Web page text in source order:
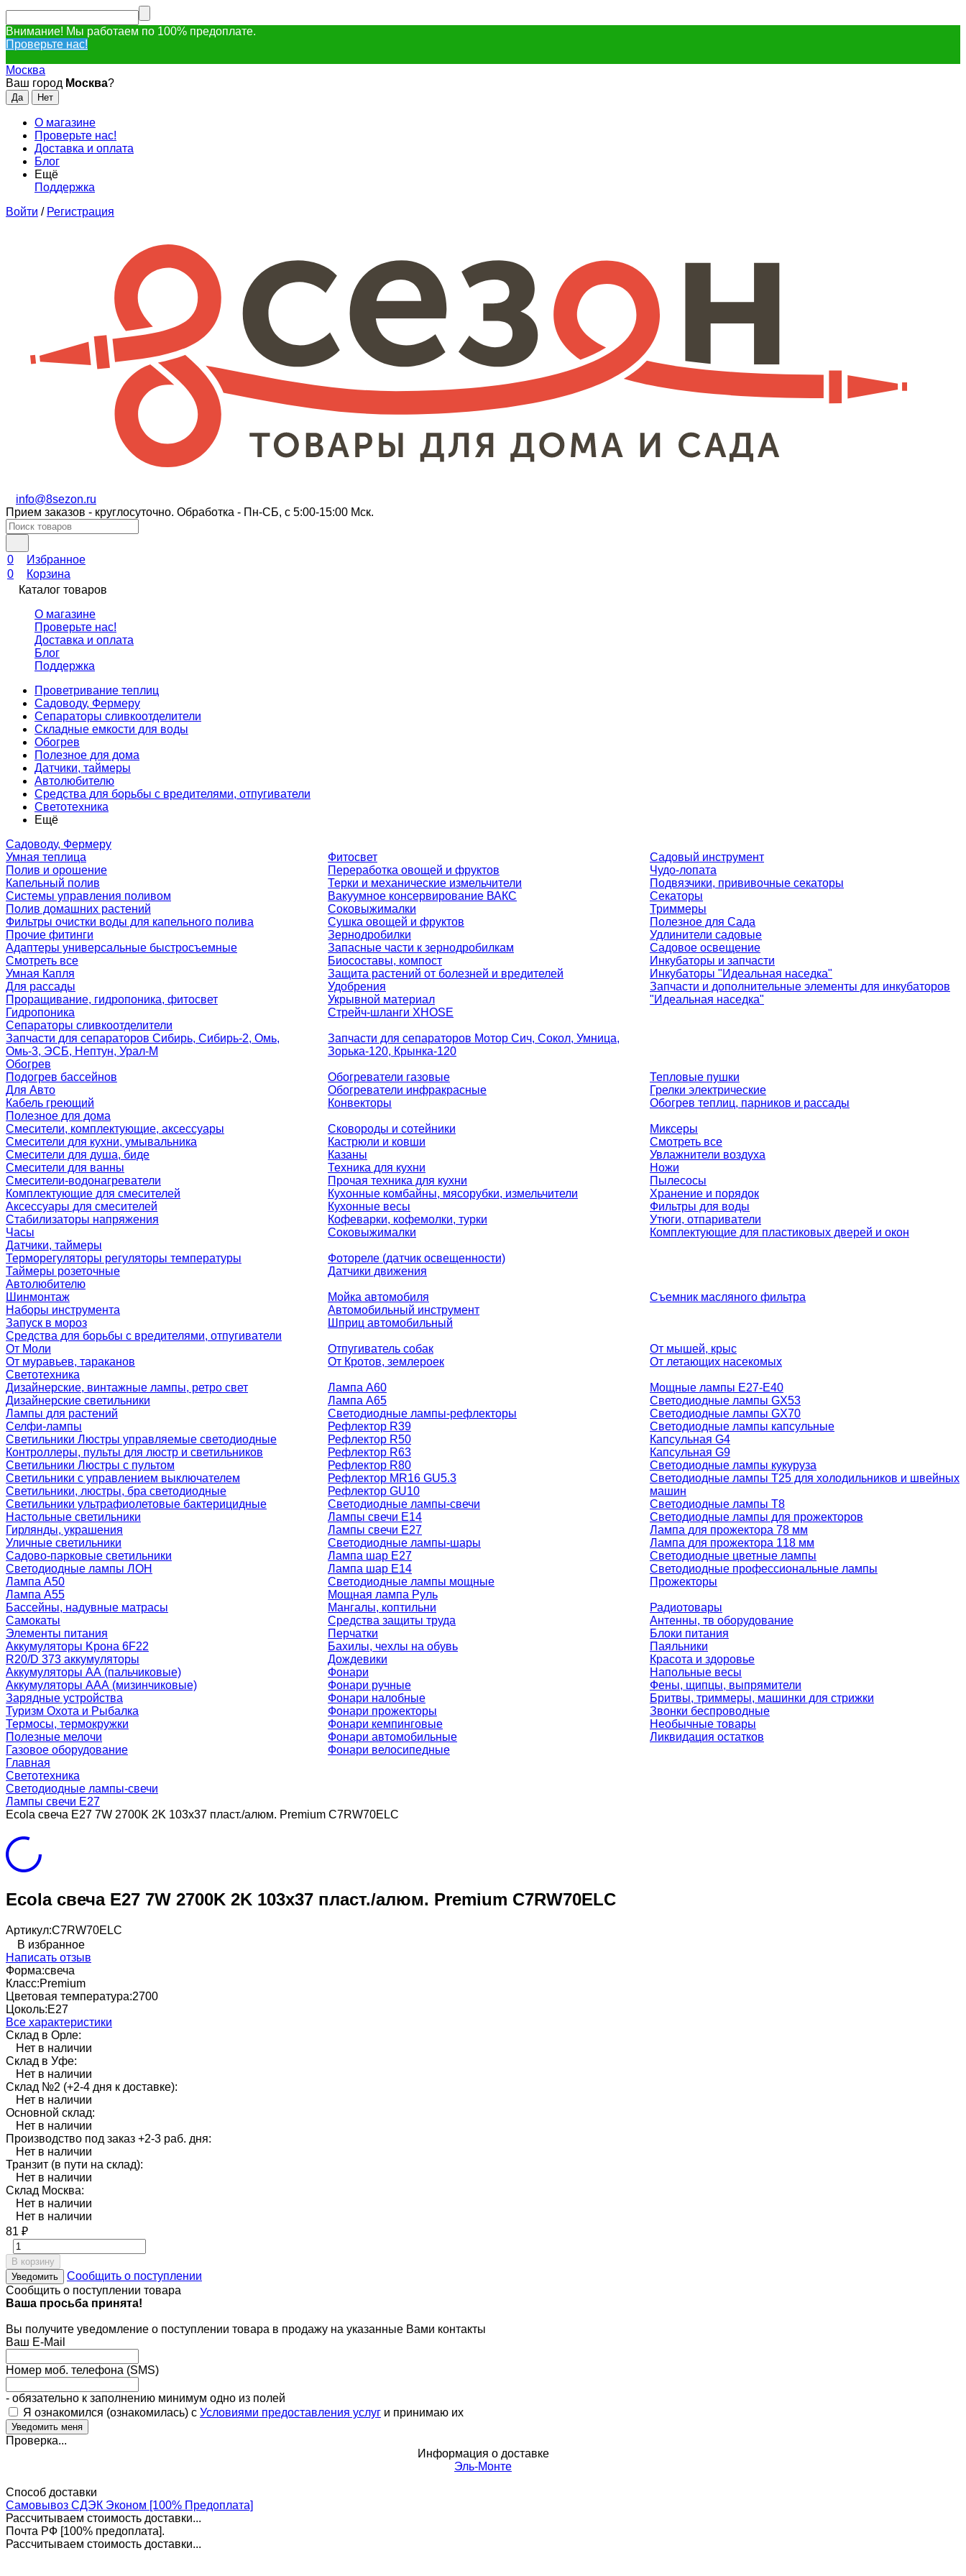
Внимание! Мы работаем по 100% предоплате.
Проверьте нас!
Москва
Ваш город Москва?
О магазине
Проверьте нас!
Доставка и оплата
Блог
Ещё
Поддержка
Войти / Регистрация
info@8sezon.ru
Прием заказов - круглосуточно. Обработка - Пн-СБ, с 5:00-15:00 Мск.
0
Избранное
0
Корзина
Каталог товаров
О магазине
Проверьте нас!
Доставка и оплата
Блог
Поддержка
Проветривание теплиц
Садоводу, Фермеру
Сепараторы сливкоотделители
Складные емкости для воды
Обогрев
Полезное для дома
Датчики, таймеры
Автолюбителю
Средства для борьбы с вредителями, отпугиватели
Светотехника
Ещё
Садоводу, Фермеру
Умная теплица
Полив и орошение
Капельный полив
Системы управления поливом
Полив домашних растений
Фильтры очистки воды для капельного полива
Прочие фитинги
Адаптеры универсальные быстросъемные
Смотреть все
Умная Капля
Для рассады
Проращивание, гидропоника, фитосвет
Гидропоника
Фитосвет
Переработка овощей и фруктов
Терки и механические измельчители
Вакуумное консервирование ВАКС
Соковыжималки
Сушка овощей и фруктов
Зернодробилки
Запасные части к зернодробилкам
Биосоставы, компост
Защита растений от болезней и вредителей
Удобрения
Укрывной материал
Стрейч-шланги XHOSE
Садовый инструмент
Чудо-лопата
Подвязчики, прививочные секаторы
Секаторы
Триммеры
Полезное для Сада
Удлинители садовые
Садовое освещение
Инкубаторы и запчасти
Инкубаторы "Идеальная наседка"
Запчасти и дополнительные элементы для инкубаторов
"Идеальная наседка"
Сепараторы сливкоотделители
Запчасти для сепараторов Сибирь, Сибирь-2, Омь,
Омь-3, ЭСБ, Нептун, Урал-М
Запчасти для сепараторов Мотор Сич, Сокол, Умница,
Зорька-120, Крынка-120
Обогрев
Подогрев бассейнов
Для Авто
Кабель греющий
Обогреватели газовые
Обогреватели инфракрасные
Конвекторы
Тепловые пушки
Грелки электрические
Обогрев теплиц, парников и рассады
Полезное для дома
Смесители, комплектующие, аксессуары
Смесители для кухни, умывальника
Смесители для душа, биде
Смесители для ванны
Смесители-водонагреватели
Комплектующие для смесителей
Аксессуары для смесителей
Стабилизаторы напряжения
Часы
Сковороды и сотейники
Кастрюли и ковши
Казаны
Техника для кухни
Прочая техника для кухни
Кухонные комбайны, мясорубки, измельчители
Кухонные весы
Кофеварки, кофемолки, турки
Соковыжималки
Миксеры
Смотреть все
Увлажнители воздуха
Ножи
Пылесосы
Хранение и порядок
Фильтры для воды
Утюги, отпариватели
Комплектующие для пластиковых дверей и окон
Датчики, таймеры
Терморегуляторы регуляторы температуры
Таймеры розеточные
Фотореле (датчик освещенности)
Датчики движения
Автолюбителю
Шинмонтаж
Наборы инструмента
Запуск в мороз
Мойка автомобиля
Автомобильный инструмент
Шприц автомобильный
Съемник масляного фильтра
Средства для борьбы с вредителями, отпугиватели
От Моли
От муравьев, тараканов
Отпугиватель собак
От Кротов, землероек
От мышей, крыс
От летающих насекомых
Светотехника
Дизайнерские, винтажные лампы, ретро свет
Дизайнерские светильники
Лампы для растений
Селфи-лампы
Светильники Люстры управляемые светодиодные
Контроллеры, пульты для люстр и светильников
Светильники Люстры с пультом
Светильники с управлением выключателем
Светильники, люстры, бра светодиодные
Светильники ультрафиолетовые бактерицидные
Настольные светильники
Гирлянды, украшения
Уличные светильники
Садово-парковые светильники
Светодиодные лампы ЛОН
Лампа A50
Лампа A55
Лампа A60
Лампа A65
Светодиодные лампы-рефлекторы
Рефлектор R39
Рефлектор R50
Рефлектор R63
Рефлектор R80
Рефлектор MR16 GU5.3
Рефлектор GU10
Светодиодные лампы-свечи
Лампы свечи Е14
Лампы свечи Е27
Светодиодные лампы-шары
Лампа шар E27
Лампа шар Е14
Светодиодные лампы мощные
Мощная лампа Руль
Мощные лампы E27-E40
Светодиодные лампы GX53
Светодиодные лампы GX70
Светодиодные лампы капсульные
Капсульная G4
Капсульная G9
Светодиодные лампы кукуруза
Светодиодные лампы T25 для холодильников и швейных
машин
Светодиодные лампы T8
Светодиодные лампы для прожекторов
Лампа для прожектора 78 мм
Лампа для прожектора 118 мм
Светодиодные цветные лампы
Светодиодные профессиональные лампы
Прожекторы
Бассейны, надувные матрасы
Самокаты
Элементы питания
Аккумуляторы Kрона 6F22
R20/D 373 аккумуляторы
Аккумуляторы AA (пальчиковые)
Аккумуляторы AAA (мизинчиковые)
Зарядные устройства
Туризм Охота и Рыбалка
Термосы, термокружки
Полезные мелочи
Газовое оборудование
Мангалы, коптильни
Средства защиты труда
Перчатки
Бахилы, чехлы на обувь
Дождевики
Фонари
Фонари ручные
Фонари налобные
Фонари прожекторы
Фонари кемпинговые
Фонари автомобильные
Фонари велосипедные
Радиотовары
Антенны, тв оборудование
Блоки питания
Паяльники
Красота и здоровье
Напольные весы
Фены, щипцы, выпрямители
Бритвы, триммеры, машинки для стрижки
Звонки беспроводные
Необычные товары
Ликвидация остатков
Главная
Светотехника
Светодиодные лампы-свечи
Лампы свечи Е27
Ecola свеча E27 7W 2700K 2K 103x37 пласт./алюм. Premium C7RW70ELC
Ecola свеча E27 7W 2700K 2K 103x37 пласт./алюм. Premium C7RW70ELC
Артикул:C7RW70ELC
В избранное
Написать отзыв
Форма:свеча
Класс:Premium
Цветовая температура:2700
Цоколь:E27
Все характеристики
Склад в Орле:
Нет в наличии
Склад в Уфе:
Нет в наличии
Склад №2 (+2-4 дня к доставке):
Нет в наличии
Основной склад:
Нет в наличии
Производство под заказ +2-3 раб. дня:
Нет в наличии
Транзит (в пути на склад):
Нет в наличии
Склад Москва:
Нет в наличии
Нет в наличии
81 ₽
В корзину
Уведомить
Сообщить о поступлении
Сообщить о поступлении товара
Ваша просьба принята!
Вы получите уведомление о поступлении товара в продажу на указанные Вами контакты
Ваш E-Mail
Номер моб. телефона (SMS)
- обязательно к заполнению минимум одно из полей
Я ознакомился (ознакомилась) с Условиями предоставления услуг и принимаю их
Проверка...
Информация о доставке
Эль-Монте
Способ доставки
Самовывоз СДЭК Эконом [100% Предоплата]
Рассчитываем стоимость доставки...
Почта РФ [100% предоплата].
Рассчитываем стоимость доставки...